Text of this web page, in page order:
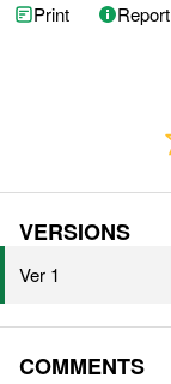
Print
VERSIONS
Ver 1
COMMENTS